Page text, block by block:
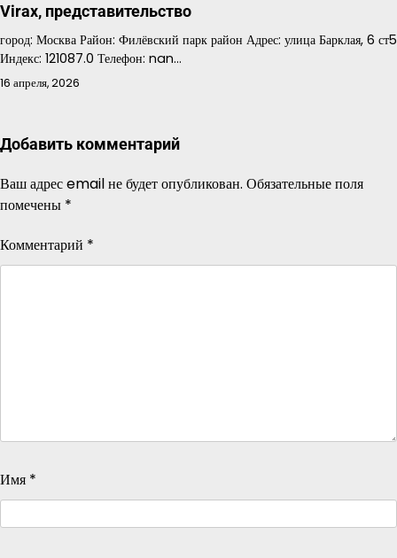
Virax, представительство
город: Москва Район: Филёвский парк район Адрес: улица Барклая, 6 ст5
Индекс: 121087.0 Телефон: nan…
16 апреля, 2026
Добавить комментарий
Ваш адрес email не будет опубликован. Обязательные поля
помечены *
Комментарий *
Имя *